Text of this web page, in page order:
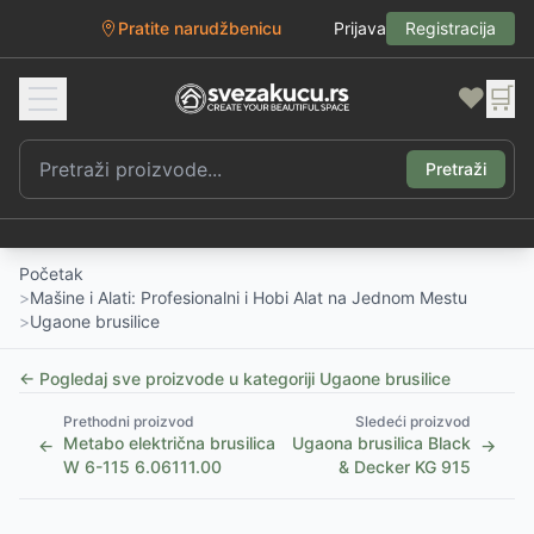
Pratite narudžbenicu Prijava Registracija
❤️ 🛒
Pretraži
Početak
>Mašine i Alati: Profesionalni i Hobi Alat na Jednom Mestu
>Ugaone brusilice
← Pogledaj sve proizvode u kategoriji Ugaone brusilice
←
Prethodni proizvod
Metabo električna brusilica
W 6-115 6.06111.00
Sledeći proizvod
Ugaona brusilica Black
& Decker KG 915
→